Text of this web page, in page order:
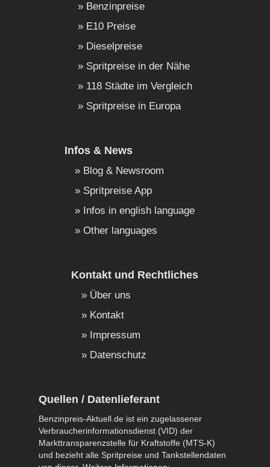
Benzinpreise
E10 Preise
Dieselpreise
Spritpreise in der Nähe
118 Städte im Vergleich
Spritpreise in Europa
Infos & News
Blog & Newsroom
Spritpreise App
Infos in english language
Other languages
Kontakt und Rechtliches
Über uns
Kontakt
Impressum
Datenschutz
Quellen / Datenlieferant
Benzinpreis-Aktuell.de ist ein zugelassener
Verbraucherinformationsdienst (VID) der
Markttransparenzstelle für Kraftstoffe (MTS-K)
und bezieht alle Spritpreise und Tankstellendaten